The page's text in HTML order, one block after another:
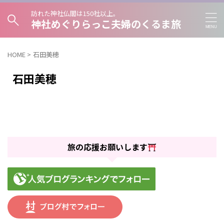
訪れた神社仏閣は150社以上。
神社めぐりらっこ夫婦のくるま旅
HOME > 石田美穂
石田美穂
旅の応援お願いします